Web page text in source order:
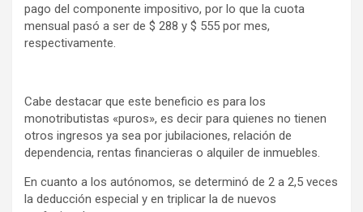
pago del componente impositivo, por lo que la cuota
mensual pasó a ser de $ 288 y $ 555 por mes,
respectivamente.
Cabe destacar que este beneficio es para los
monotributistas «puros», es decir para quienes no tienen
otros ingresos ya sea por jubilaciones, relación de
dependencia, rentas financieras o alquiler de inmuebles.
En cuanto a los autónomos, se determinó de 2 a 2,5 veces
la deducción especial y en triplicar la de nuevos